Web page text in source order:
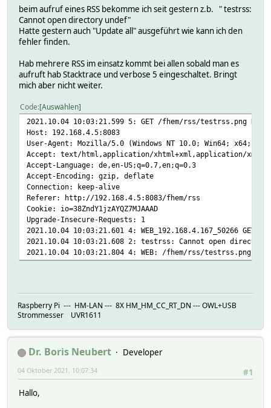
beim aufruf eines RSS bekomme ich seit gestern z.b. " testrss:
Cannot open directory undef"
Hatte gestern auch "Update all" ausgeführt wie kann ich den
fehler finden.
Hab mehrere RSS im einsatz kommt bei allen sobald man es
aufruft hab Stacktrace und verbose 5 eingeschaltet. Bringt
mich aber nicht weiter.
Code Auswählen
2021.10.04 10:03:21.599 5: GET /fhem/rss/testrss.png
Host: 192.168.4.5:8083
User-Agent: Mozilla/5.0 (Windows NT 10.0; Win64; x64;
Accept: text/html,application/xhtml+xml,application/
Accept-Language: de,en-US;q=0.7,en;q=0.3
Accept-Encoding: gzip, deflate
Connection: keep-alive
Referer: http://192.168.4.5:8083/fhem/rss
Cookie: io=38ZndY1jzAYQZ7MJAAAD
Upgrade-Insecure-Requests: 1
2021.10.04 10:03:21.601 4: WEB_192.168.4.167_50266 GET
2021.10.04 10:03:21.608 2: testrss: Cannot open directory
2021.10.04 10:03:21.804 4: WEB: /fhem/rss/testrss.png
Raspberry Pi --- HM-LAN --- 8X HM_HM_CC_RT_DN --- OWL+USB
Strommesser UVR1611
Dr. Boris Neubert
Developer
#1
04 Oktober 2021, 10:07:34
Hallo,